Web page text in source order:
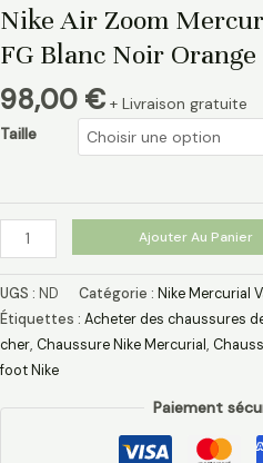
Nike Air Zoom
FG Blanc Noir Orange
98,00 € + Livraison gratuite
Taille
Ajouter Au Panier
UGS : ND Catégorie : Nike Mercurial
Étiquettes : Acheter des chaussures
cher​, Chaussure Nike Mercurial​ ,
foot Nike
Paiement